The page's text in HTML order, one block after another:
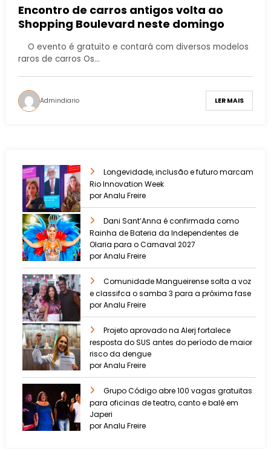
Encontro de carros antigos volta ao
Shopping Boulevard neste domingo
O evento é gratuito e contará com diversos modelos
raros de carros Os…
Admindiario LER MAIS
Longevidade, inclusão e futuro marcam
Rio Innovation Week
por Analu Freire
Dani Sant’Anna é confirmada como
Rainha de Bateria da Independentes de
Olaria para o Carnaval 2027
por Analu Freire
Comunidade Mangueirense solta a voz
e classifca o samba 3 para a próxima fase
por Analu Freire
Projeto aprovado na Alerj fortalece
resposta do SUS antes do período de maior
risco da dengue
por Analu Freire
Grupo Código abre 100 vagas gratuitas
para oficinas de teatro, canto e balé em
Japeri
por Analu Freire